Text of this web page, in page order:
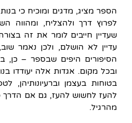
הספר מציג, מדגים ומוכיח כי
לפרוץ דרך ולהצליח, ומהווה
שעדיין חייבים לומר את זה
עדיין לא הושלם, ולכן נאמר
הסיפורים היפים שבספר – כן,
ובכל מקום. אגדות אלה יעודדו
בטוחות בעצמן וברעיונותיהן,
להעז לחשוש להעז, גם אם הדרך
מהרגיל.